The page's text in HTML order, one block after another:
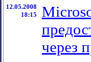
12.05.2008
18:15
через